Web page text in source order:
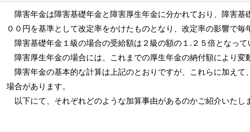
障害年金は障害基礎年金と障害厚生年金に分かれており、障害基
００円を基準として改定率をかけたものとなり、改定率の影響で毎
障害基礎年金１級の場合の受給額は２級の額の１.２５倍となって
障害厚生年金の場合には、これまでの厚生年金の納付額により変
障害年金の基本的な計算は上記のとおりですが、これらに加えて
場合があります。
以下にて、それぞれどのような加算事由があるのかご紹介いたし